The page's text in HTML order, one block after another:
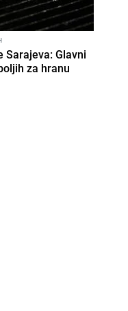
Sarajeva: Glavni
za hranu